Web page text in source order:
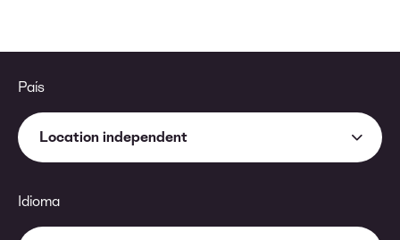
País
Location independent
Idioma